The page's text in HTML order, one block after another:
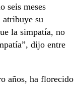
seis meses
atribuye su
la simpatía, no
dijo entre
años, ha florecido